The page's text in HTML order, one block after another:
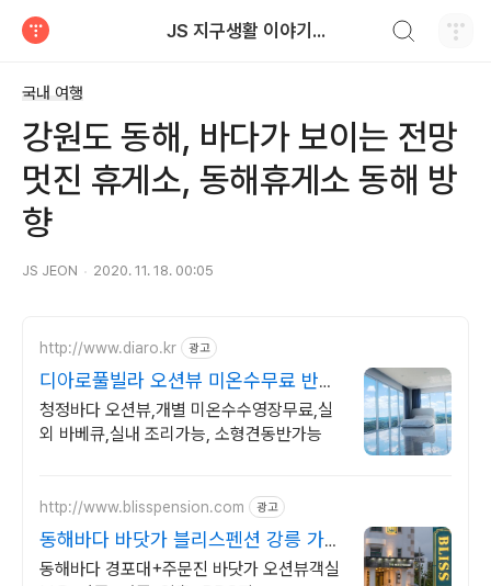
JS 지구생활 이야기...
국내 여행
강원도 동해, 바다가 보이는 전망
멋진 휴게소, 동해휴게소 동해 방
향
JS JEON 2020. 11. 18. 00:05
http://www.diaro.kr 광고
디아로풀빌라 오션뷰 미온수무료 반려
견동반
청정바다 오션뷰,개별 미온수수영장무료,실
외 바베큐,실내 조리가능, 소형견동반가능
http://www.blisspension.com 광고
동해바다 바닷가 블리스펜션 강릉 가족
4인 숙소
동해바다 경포대+주문진 바닷가 오션뷰객실